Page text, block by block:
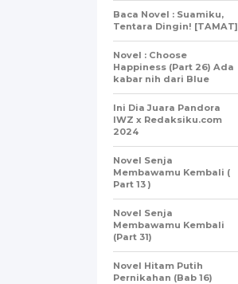
Baca Novel : Suamiku,
Tentara Dingin! [TAMAT]
Novel : Choose
Happiness (Part 26) Ada
kabar nih dari Blue
Ini Dia Juara Pandora
IWZ x Redaksiku.com
2024
Novel Senja
Membawamu Kembali (
Part 13 )
Novel Senja
Membawamu Kembali
(Part 31)
Novel Hitam Putih
Pernikahan (Bab 16)